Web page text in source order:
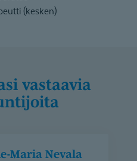
(kesken)
Maria Nevala